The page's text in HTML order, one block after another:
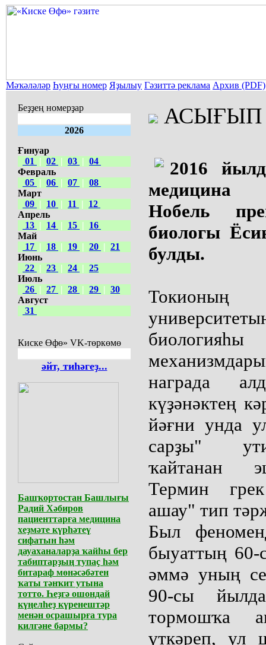
Мәҡәләләр Һуңғы номер Яҙылыу Гәзиттә реклама Архив (PDF)
Беҙҙең номерҙар
2026
Ғинуар
01
| 02 | 03 | 04
Февраль
05 | 06 | 07 | 08
Март
09 | 10 | 11 |
12
Апрель
13 | 14 | 15 |
16
Май
17 | 18 | 19 | 20 | 21
Июнь
22 | 23 | 24 | 25
Июль
26 | 27 | 28 | 29 | 30
Август
31
Киске Өфө» VK-төркөмө
әйт, тиһәгеҙ...
Башҡортостан Башлығы
Радий Хәбиров
пациенттарға медицина
хеҙмәте күрһәтеү
сифатын һәм
дауаханаларҙа ҡайһы бер
табиптарҙың тупаҫ һәм
битараф мөнәсәбәтен
ҡаты тәнҡит утына
тотто. Һеҙгә ошондай
күңелһеҙ күренештәр
менән осрашырға тура
килгәне бармы?
АСЫҒЫП
2016
медицина
Нобель
биологы
булды.
биологияһы
награда
күҙәнәктең
йәғни унда
сарҙы"
ҡайтанан
Термин
ашау" тип
Был
быуаттың 60-
әммә уның
90-сы
тормошҡа
үткәреп, ул